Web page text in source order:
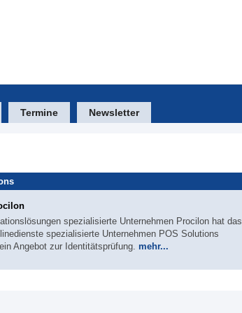
Termine Newsletter
spezialisierte Unternehmen Procilon hat das
spezialisierte Unternehmen POS Solutions
Angebot zur Identitätsprüfung. mehr...